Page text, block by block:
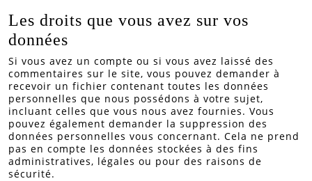
Les droits que vous avez sur vos
données
Si vous avez un compte ou si vous avez laissé des
commentaires sur le site, vous pouvez demander à
recevoir un fichier contenant toutes les données
personnelles que nous possédons à votre sujet,
incluant celles que vous nous avez fournies. Vous
pouvez également demander la suppression des
données personnelles vous concernant. Cela ne prend
pas en compte les données stockées à des fins
administratives, légales ou pour des raisons de
sécurité.